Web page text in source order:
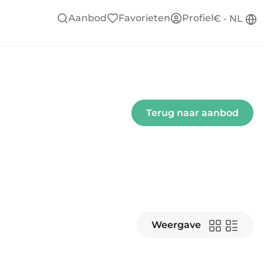
Aanbod Favorieten Profiel € - NL
Terug naar aanbod
Weergave